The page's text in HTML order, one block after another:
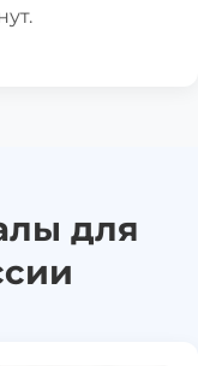
для